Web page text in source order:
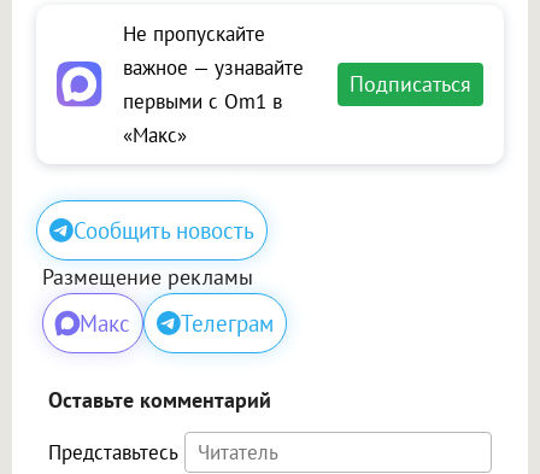
Не пропускайте
важное — узнавайте
первыми с Om1 в
«Макс»
Подписаться
Сообщить новость
Размещение рекламы
Макс Телеграм
Оставьте комментарий
Представьтесь